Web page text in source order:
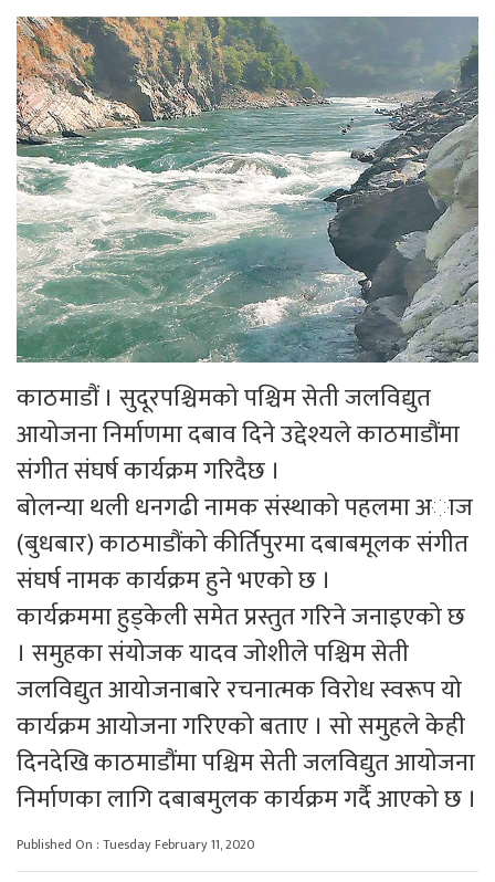
काठमाडौं । सुदूरपश्चिमको पश्चिम सेती जलविद्युत
आयोजना निर्माणमा दबाव दिने उद्देश्यले काठमाडौंमा
संगीत संघर्ष कार्यक्रम गरिदैछ ।
बोलन्या थली धनगढी नामक संस्थाको पहलमा अाज
(बुधबार) काठमाडौंको कीर्तिपुरमा दबाबमूलक संगीत
संघर्ष नामक कार्यक्रम हुने भएको छ ।
कार्यक्रममा हुड्केली समेत प्रस्तुत गरिने जनाइएको छ
। समुहका संयोजक यादव जोशीले पश्चिम सेती
जलविद्युत आयोजनाबारे रचनात्मक विरोध स्वरूप यो
कार्यक्रम आयोजना गरिएको बताए । सो समुहले केही
दिनदेखि काठमाडौंमा पश्चिम सेती जलविद्युत आयोजना
निर्माणका लागि दबाबमुलक कार्यक्रम गर्दै आएको छ ।
Published On : Tuesday February 11, 2020